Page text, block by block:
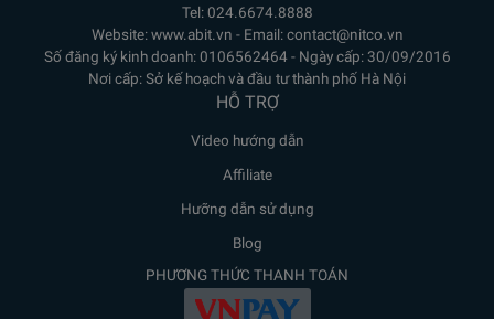
Tel: 024.6674.8888
Website: www.abit.vn - Email: contact@nitco.vn
Số đăng ký kinh doanh: 0106562464 - Ngày cấp: 30/09/2016
Nơi cấp: Sở kế hoạch và đầu tư thành phố Hà Nội
HỖ TRỢ
Video hướng dẫn
Affiliate
Hưỡng dẫn sử dụng
Blog
PHƯƠNG THỨC THANH TOÁN